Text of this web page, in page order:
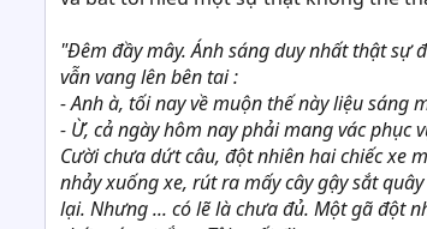
"Đêm đầy mây. Ánh sáng duy nhất thật sự
vẫn vang lên bên tai :
- Anh à, tối nay về muộn thế này liệu sáng
- Ừ, cả ngày hôm nay phải mang vác phục
Cười chưa dứt câu, đột nhiên hai chiếc xe
nhảy xuống xe, rút ra mấy cây gậy sắt
lại. Nhưng ... có lẽ là chưa đủ. Một gã đột